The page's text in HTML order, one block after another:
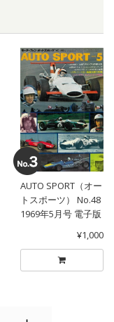
AUTO SPORT（オー
トスポーツ） No.48
1969年5月号 電子版
¥1,000